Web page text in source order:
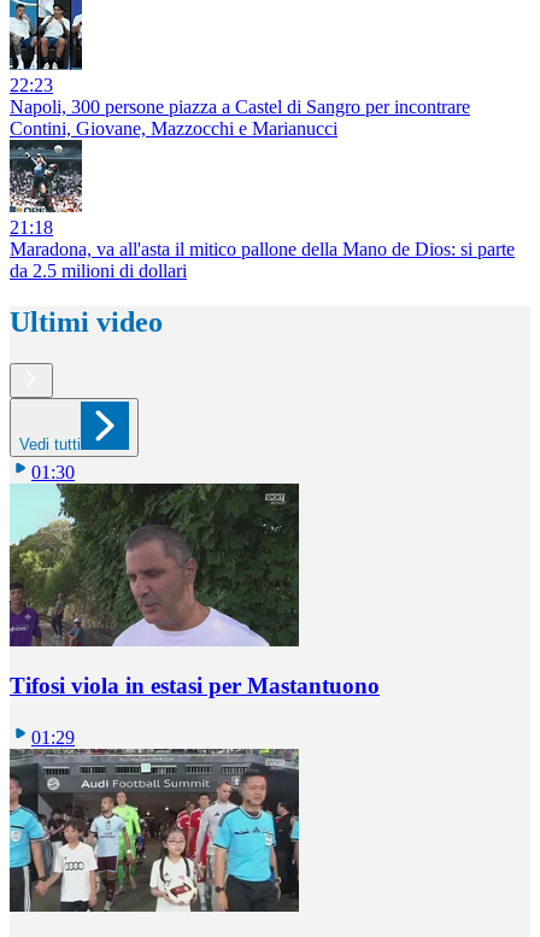
22:23
Napoli, 300 persone piazza a Castel di Sangro per incontrare
Contini, Giovane, Mazzocchi e Marianucci
21:18
Maradona, va all'asta il mitico pallone della Mano de Dios: si parte
da 2.5 milioni di dollari
Ultimi video
Vedi tutti
01:30
Tifosi viola in estasi per Mastantuono
01:29